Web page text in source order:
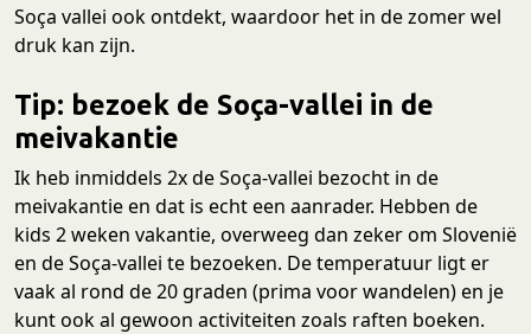
Soça vallei ook ontdekt, waardoor het in de zomer wel
druk kan zijn.
Tip: bezoek de Soça-vallei in de
meivakantie
Ik heb inmiddels 2x de Soça-vallei bezocht in de
meivakantie en dat is echt een aanrader. Hebben de
kids 2 weken vakantie, overweeg dan zeker om Slovenië
en de Soça-vallei te bezoeken. De temperatuur ligt er
vaak al rond de 20 graden (prima voor wandelen) en je
kunt ook al gewoon activiteiten zoals raften boeken.